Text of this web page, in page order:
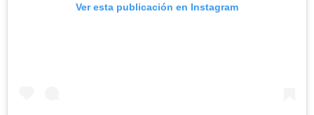
Ver esta publicación en Instagram